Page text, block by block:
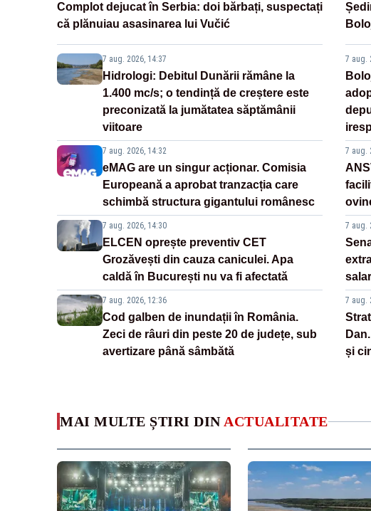
Complot dejucat în Serbia: doi bărbați, suspectați
că plănuiau asasinarea lui Vučić
7 aug. 2026, 14:37
Hidrologi: Debitul Dunării rămâne la
1.400 mc/s; o tendință de creștere este
preconizată la jumătatea săptămânii
viitoare
7 aug. 2026, 14:32
eMAG are un singur acționar. Comisia
Europeană a aprobat tranzacția care
schimbă structura gigantului românesc
7 aug. 2026, 14:30
ELCEN oprește preventiv CET
Grozăvești din cauza caniculei. Apa
caldă în București nu va fi afectată
7 aug. 2026, 12:36
Cod galben de inundații în România.
Zeci de râuri din peste 20 de județe, sub
avertizare până sâmbătă
7 aug.
7 aug.
7 aug.
7 aug.
și
MAI MULTE ȘTIRI DIN ACTUALITATE